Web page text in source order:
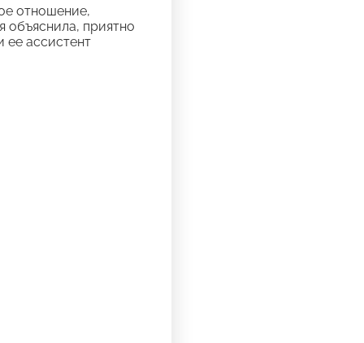
отношение,
объяснила, приятно
ее ассистент